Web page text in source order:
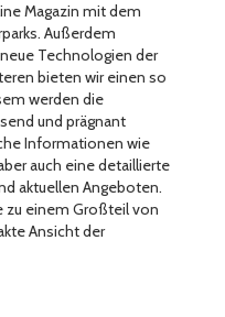
Magazin mit dem
Außerdem
Technologien der
bieten wir einen so
werden die
und prägnant
Informationen wie
auch eine detaillierte
aktuellen Angeboten.
zu einem Großteil von
Ansicht der